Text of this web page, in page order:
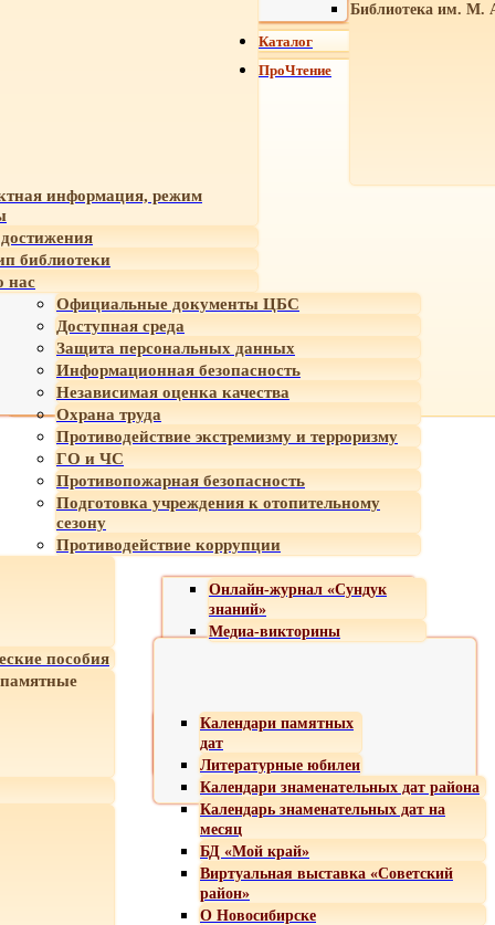
Библиотека им. М.
информация, режим
библиотеки
нас
Официальные документы ЦБС
Доступная среда
Защита персональных данных
Информационная безопасность
Независимая оценка качества
Охрана труда
Противодействие экстремизму и терроризму
ГО и ЧС
Противопожарная безопасность
Подготовка учреждения к отопительному
сезону
Противодействие коррупции
Онлайн-журнал «Сундук
знаний»
Медиа-викторины
пособия
Календари памятных
дат
Литературные юбилеи
Календари знаменательных дат района
Календарь знаменательных дат на
месяц
БД «Мой край»
Виртуальная выставка «Советский
район»
О Новосибирске
Каталог
ПроЧтение